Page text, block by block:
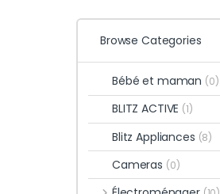
Browse Categories
Bébé et maman (0)
BLITZ ACTIVE (1)
Blitz Appliances (8)
Cameras (0)